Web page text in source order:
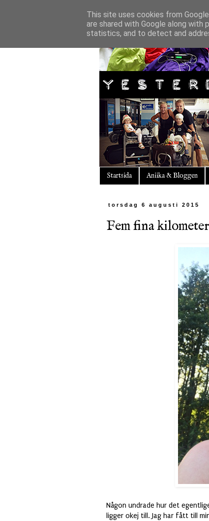
Startsida Aniika & Bloggen
torsdag 6 augusti 2015
Fem fina kilometer
Någon undrade hur det
ligger okej till. Jag har fått till
This site uses cookies from
are shared with Google along
statistics, and to detect and